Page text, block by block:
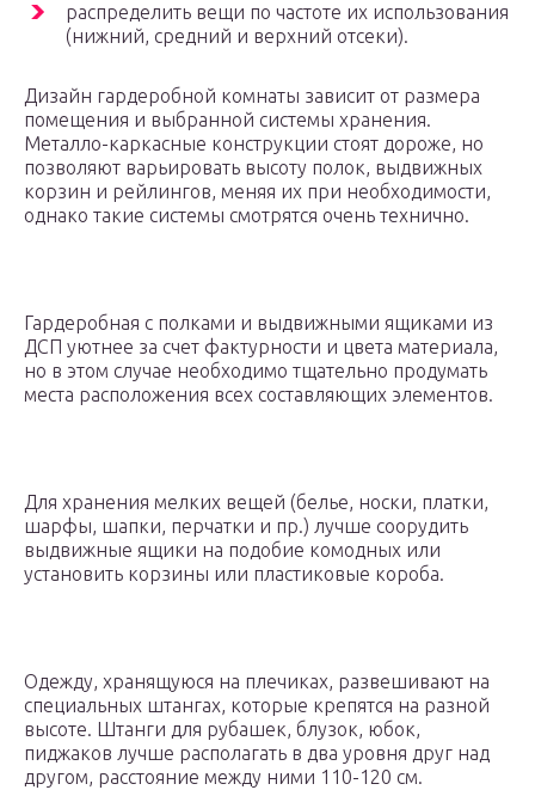
распределить вещи по частоте их использования
(нижний, средний и верхний отсеки).
Дизайн гардеробной комнаты зависит от размера
помещения и выбранной системы хранения.
Металло-каркасные конструкции стоят дороже, но
позволяют варьировать высоту полок, выдвижных
корзин и рейлингов, меняя их при необходимости,
однако такие системы смотрятся очень технично.
Гардеробная с полками и выдвижными ящиками из
ДСП уютнее за счет фактурности и цвета материала,
но в этом случае необходимо тщательно продумать
места расположения всех составляющих элементов.
Для хранения мелких вещей (белье, носки, платки,
шарфы, шапки, перчатки и пр.) лучше соорудить
выдвижные ящики на подобие комодных или
установить корзины или пластиковые короба.
Одежду, хранящуюся на плечиках, развешивают на
специальных штангах, которые крепятся на разной
высоте. Штанги для рубашек, блузок, юбок,
пиджаков лучше располагать в два уровня друг над
другом, расстояние между ними 110-120 см.